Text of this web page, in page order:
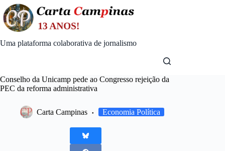
Skip
to
content
Uma plataforma colaborativa de jornalismo
Conselho da Unicamp pede ao Congresso rejeição da
PEC da reforma administrativa
Carta Campinas Economia Política